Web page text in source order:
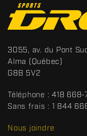
C
o
n
t
a
c
S
p
o
t
s
R
3055, av. du Pont
Alma (Québec)
G8B 5V2
Téléphone : 418 668-
Sans frais : 1 844
Nous joindre